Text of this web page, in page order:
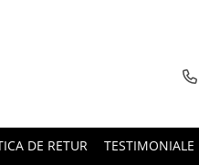
DE RETUR TESTIMONIALE